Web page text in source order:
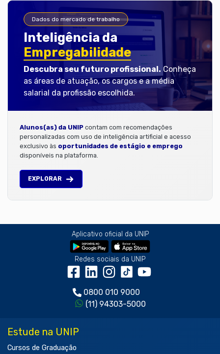
Dados do mercado de trabalho
Inteligência da
Empregabilidade
Descubra seu futuro profissional. Conheça
as áreas de atuação, os cargos e a média
salarial da profissão escolhida.
Alunos(as) da UNIP contam com recomendações
personalizadas com uso de inteligência artificial e acesso
exclusivo às oportunidades de estágio e emprego
disponíveis na plataforma.
EXPLORAR
Aplicativo oficial da UNIP
Redes sociais da UNIP
0800 010 9000
(11) 94303-5000
Estude na UNIP
Cursos de Graduação